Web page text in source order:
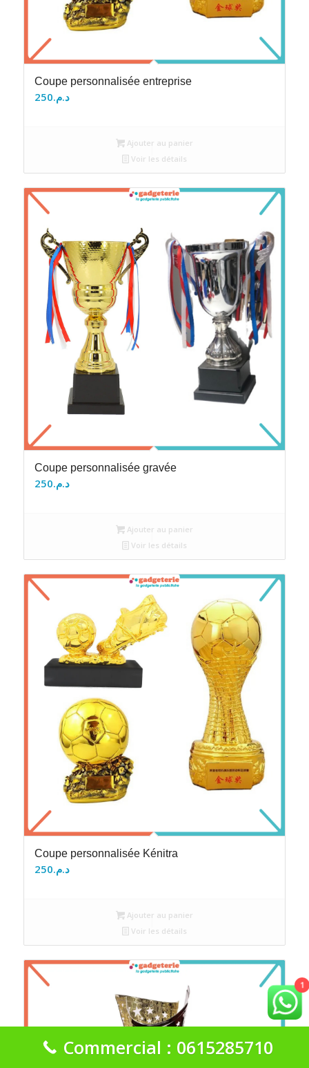
Coupe personnalisée entreprise
د.م.250
Ajouter au panier
Voir les détails
Coupe personnalisée gravée
د.م.250
Ajouter au panier
Voir les détails
Coupe personnalisée Kénitra
د.م.250
Ajouter au panier
Voir les détails
1
Commercial : 0615285710